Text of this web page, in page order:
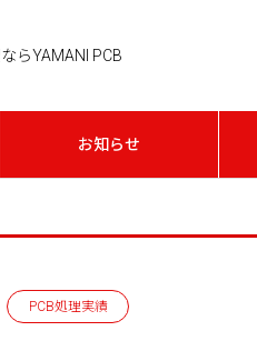
らYAMANI PCB
お知らせ
PCB処理実績